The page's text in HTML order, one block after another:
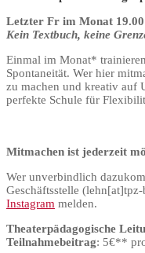
Letzter Fr im Monat
Kein Textbuch, keine
Einmal im Monat*
Spontaneität. Wer hier
zu machen und kreativ auf
perfekte Schule für
Mitmachen ist jederzeit
Wer unverbindlich
Geschäftsstelle
Instagram melden.
Theaterpädagogische
Teilnahmebeitrag: 5€**